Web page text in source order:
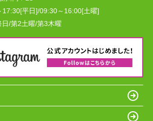
17:30[平日]/09:30～16:00[土曜]
日/第2土曜/第3木曜